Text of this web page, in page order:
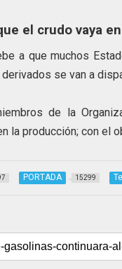
el crudo vaya
a que muchos
se van a
de la
la producción; con el
PORTADA 15299